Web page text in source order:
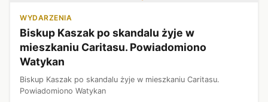
WYDARZENIA
Biskup Kaszak po skandalu żyje w
mieszkaniu Caritasu. Powiadomiono
Watykan
Biskup Kaszak po skandalu żyje w mieszkaniu Caritasu.
Powiadomiono Watykan